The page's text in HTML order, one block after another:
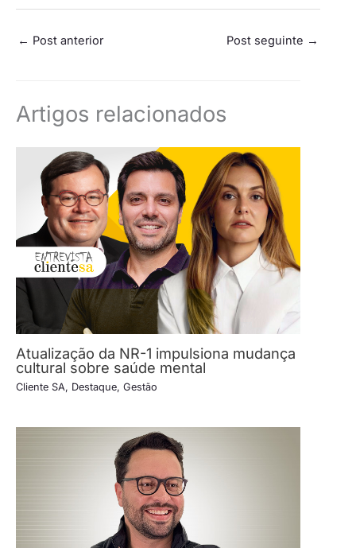
← Post anterior Post seguinte →
Artigos relacionados
Atualização da NR-1 impulsiona mudança
cultural sobre saúde mental
Cliente SA, Destaque, Gestão